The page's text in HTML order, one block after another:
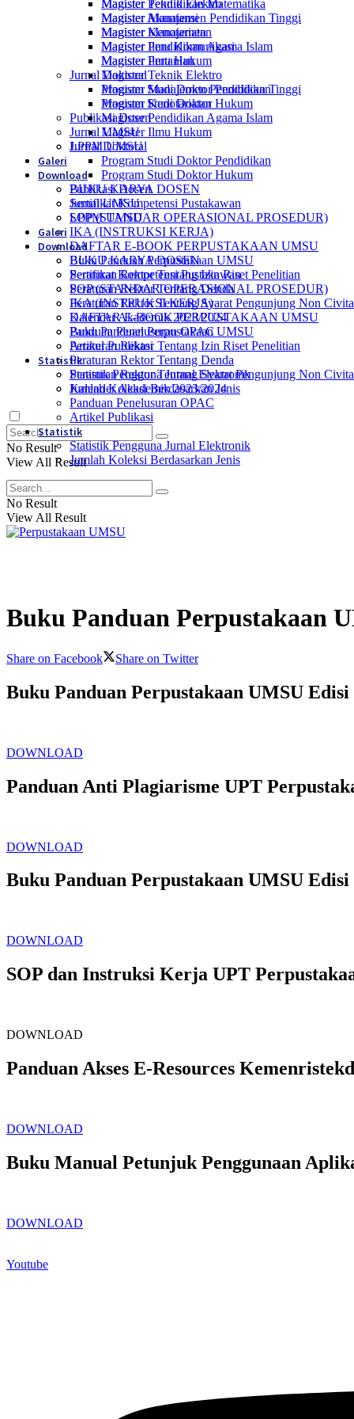
Magister Teknik Elektro
Magister Manajemen Pendidikan Tinggi
Magister Kenotariatan
Magister Pendidikan Agama Islam
Magister Ilmu Hukum
Jurnal Doktoral
Program Studi Doktor Pendidikan
Program Studi Doktor Hukum
Publikasi Dosen
Jurnal UMSU
LPPM UMSU
Galeri
Download
BUKU KARYA DOSEN
Sertifikat Kompetensi Pustakawan
SOP (STANDAR OPERASIONAL PROSEDUR)
IKA (INSTRUKSI KERJA)
DAFTAR E-BOOK PERPUSTAKAAN UMSU
Buku Panduan Perpustakaan UMSU
Peraturan Rektor Tentang Izin Riset Penelitian
Peraturan Rektor Tentang Denda
Peraturan Rektor Tentang Syarat Pengunjung Non
Kalender Akademik 2023/2024
Panduan Penelusuran OPAC
Artikel Publikasi
Statistik
Statistik Pengguna Jurnal Elektronik
Jumlah Koleksi Berdasarkan Jenis
No Result
View All Result
Magister Pendidikan Matematika
Magister Akuntansi
Magister Manajemen
Magister Ilmu Komunikasi
Magister Pertanian
Magister Teknik Elektro
Magister Manajemen Pendidikan Tinggi
Magister Kenotariatan
Magister Pendidikan Agama Islam
Magister Ilmu Hukum
Jurnal Doktoral
Program Studi Doktor Pendidikan
Program Studi Doktor Hukum
Publikasi Dosen
Jurnal UMSU
LPPM UMSU
Galeri
Download
BUKU KARYA DOSEN
Sertifikat Kompetensi Pustakawan
SOP (STANDAR OPERASIONAL PROSEDUR)
IKA (INSTRUKSI KERJA)
DAFTAR E-BOOK PERPUSTAKAAN UMSU
Buku Panduan Perpustakaan UMSU
Peraturan Rektor Tentang Izin Riset Penelitian
Peraturan Rektor Tentang Denda
Peraturan Rektor Tentang Syarat Pengunjung Non
Kalender Akademik 2023/2024
Panduan Penelusuran OPAC
Artikel Publikasi
Statistik
Statistik Pengguna Jurnal Elektronik
Jumlah Koleksi Berdasarkan Jenis
No Result
View All Result
Buku Panduan Perpustakaan
Share on Facebook Share on Twitter
Buku Panduan Perpustakaan UMSU Edisi
DOWNLOAD
Panduan Anti Plagiarisme UPT
DOWNLOAD
Buku Panduan Perpustakaan UMSU Edisi
DOWNLOAD
SOP dan Instruksi Kerja UPT
DOWNLOAD
Panduan Akses E-Resources
DOWNLOAD
Buku Manual Petunjuk Penggunaan
DOWNLOAD
Youtube